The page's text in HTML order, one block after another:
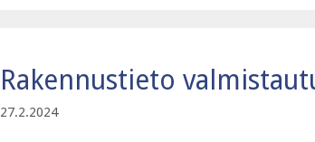
Rakennustieto
27.2.2024